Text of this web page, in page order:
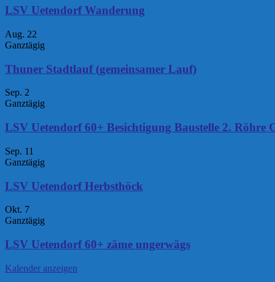
LSV Uetendorf Wanderung
Aug. 22
Ganztägig
Thuner Stadtlauf (gemeinsamer Lauf)
Sep. 2
Ganztägig
LSV Uetendorf 60+ Besichtigung Baustelle 2. Röhre
Sep. 11
Ganztägig
LSV Uetendorf Herbsthöck
Okt. 7
Ganztägig
LSV Uetendorf 60+ zäme ungerwägs
Kalender anzeigen